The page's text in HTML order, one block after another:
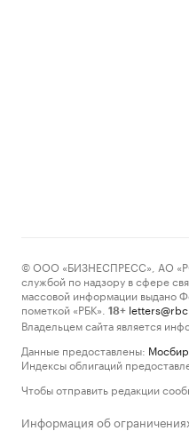
© ООО «БИЗНЕСПРЕСС», АО
службой по надзору в сфере
массовой информации выдано
пометкой «РБК».
18+
Владельцем сайта является
Данные предоставлены:
Индексы облигаций
Чтобы отправить редакции
Информация об